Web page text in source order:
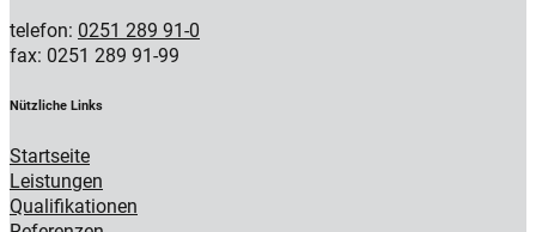
telefon: 0251 289 91-0
fax: 0251 289 91-99
Nützliche Links
Startseite
Leistungen
Qualifikationen